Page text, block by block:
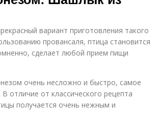
вариант приготовления такого
провансаля, птица становится
сделает любой прием пищи
очень несложно и быстро, самое
отличие от классического рецепта
получается очень нежным и